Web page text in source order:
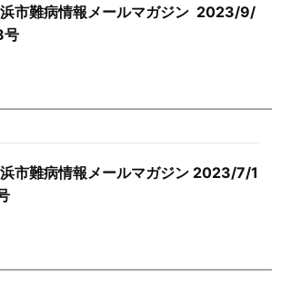
市難病情報メールマガジン 2023/9/
号
市難病情報メールマガジン 2023/7/1